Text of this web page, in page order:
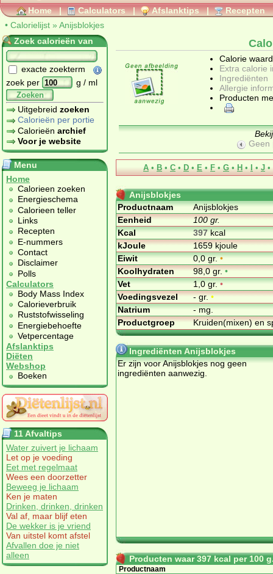
Home | Calculators | Afslanktips | Recepten
• Calorielijst » Anijsblokjes
Zoek calorieën van
exacte zoekterm
zoek per
g / ml
Zoeken
Uitgebreid zoeken
Calorieën per portie
Calorieën archief
Voor je website
Menu
Home
Calorieen zoeken
Energieschema
Calorieen teller
Links
Recepten
E-nummers
Contact
Disclaimer
Polls
Calculators
Body Mass Index
Calorieverbruik
Ruststofwisseling
Energiebehoefte
Vetpercentage
Afslanktips
Diëten
Webshop
Boeken
11 Afvaltips
Water zuivert je lichaam
Let op je voeding
Eet met regelmaat
Wees een doorzetter
Beweeg je lichaam
Ken je maten
Drinken, drinken, drinken
Val af, maar blijf eten
De wekker is je vriend
Van uitstel komt afstel
Afvallen doe je niet
alleen
Calorie
Extra calorie
Ingrediënten
Allergie
Producten
Geen
A • B • C • D • E • F • G • H • I • J •
Anijsblokjes
Productnaam
Anijsblokjes
Eenheid
100 gr.
Kcal
397kcal
kJoule
1659 kjoule
Eiwit
0,0 gr.•
Koolhydraten
98,0 gr.•
Vet
1,0 gr.•
Voedingsvezel
- gr.•
Natrium
- mg.
Productgroep
Kruiden(mixen) en
Ingrediënten Anijsblokjes
Er zijn voor Anijsblokjes nog geen
ingrediënten aanwezig.
Producten waar 397 kcal per 100
Productnaam